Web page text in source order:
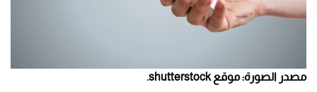
مصدر الصورة: موقع shutterstock.